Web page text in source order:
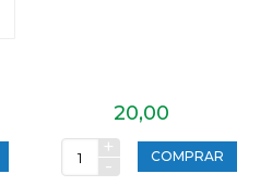
20,00
+
-
COMPRAR